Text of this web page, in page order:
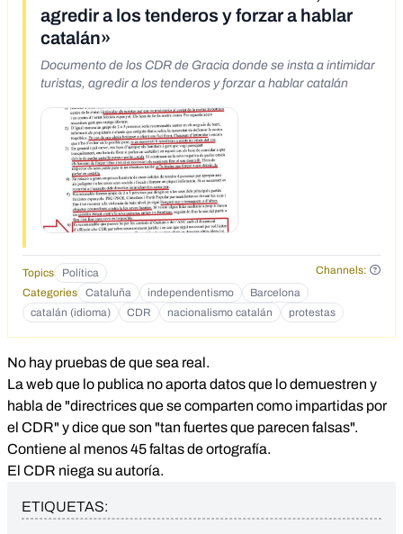
agredir a los tenderos y forzar a hablar
catalán»
Documento de los CDR de Gracia donde se insta a intimidar
turistas, agredir a los tenderos y forzar a hablar catalán
Topics Política
Channels:
Categories
Cataluña independentismo
Barcelona
catalán (idioma)
CDR nacionalismo catalán protestas
No hay pruebas de que sea real.
La web que lo publica no aporta datos que lo demuestren y
habla de "directrices que se comparten como impartidas por
el CDR" y dice que son "tan fuertes que parecen falsas".
Contiene al menos 45 faltas de ortografía.
El CDR niega su autoría.
ETIQUETAS: